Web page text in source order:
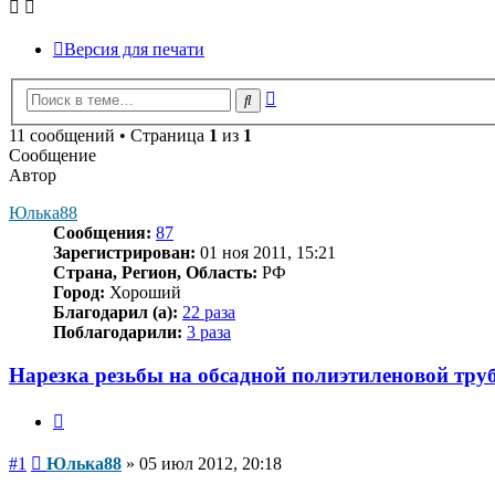
Версия для печати
Поиск
11 сообщений • Страница 1 из 1
Сообщение
Автор
Юлька88
Сообщения: 87
Зарегистрирован: 01 ноя 2011, 15:21
Страна, Регион, Область: РФ
Город: Хороший
Благодарил (а): 22 раза
Поблагодарили: 3 раза
Нарезка резьбы на обсадной полиэтиленовой
#1 Сообщение
Юлька88 » 05 июл 2012, 20:18